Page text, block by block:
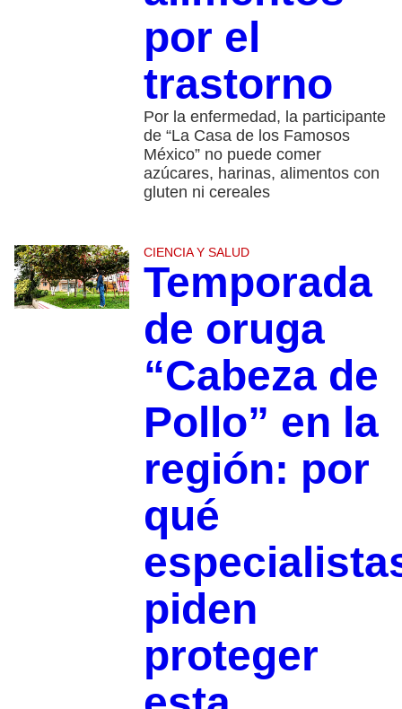
por el
trastorno
Por la enfermedad, la participante
de “La Casa de los Famosos
México” no puede comer
azúcares, harinas, alimentos con
gluten ni cereales
CIENCIA Y SALUD
Temporada
de oruga
“Cabeza de
Pollo” en la
región: por
qué
piden
proteger